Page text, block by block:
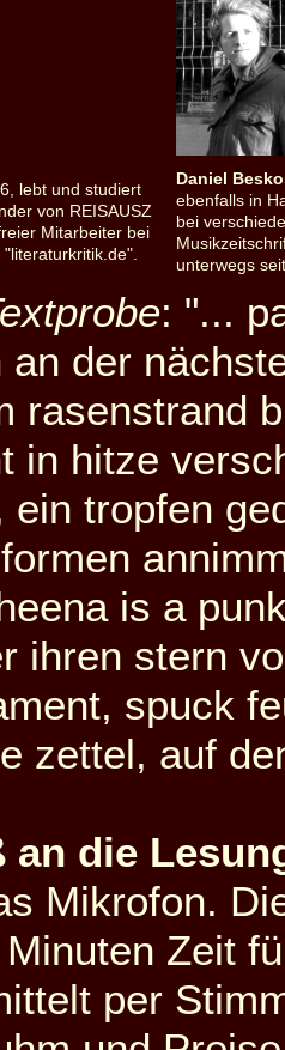
lebt und studiert
von REISAUSZ
Mitarbeiter bei
Daniel
ebenfalls in
bei
unterwegs
: "...
an der
rasenstrand
in hitze
ein tropfen
is a
ihren stern
spuck
zettel, auf
an die
Mikrofon.
Zeit
per